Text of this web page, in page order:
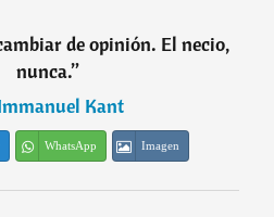
de opinión. El necio,
nunca.”
Kant
WhatsApp Imagen